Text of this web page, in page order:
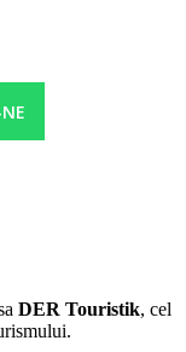
DER Touristik, cel